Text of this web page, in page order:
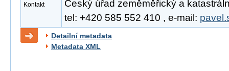
Kontakt
Český úřad zeměměřický a
tel: +420 585 552 410 , e-mail:
Detailní metadata
Metadata XML